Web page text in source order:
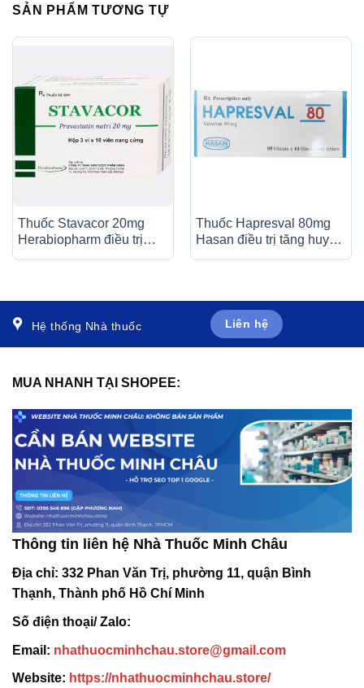
SẢN PHẨM TƯƠNG TỰ
Thuốc Stavacor 20mg
Herabiopharm điều trị
Thuốc Hapresval 80mg
Hasan điều trị tăng huyết
Hệ thống Nhà thuốc Liên hệ
MUA NHANH TẠI SHOPEE:
Thông tin liên hệ Nhà Thuốc Minh Châu
Địa chỉ: 332 Phan Văn Trị, phường 11, quận Bình
Thạnh, Thành phố Hồ Chí Minh
Số điện thoại/ Zalo:
Email: nhathuocminhchau.store@gmail.com
Website: https://nhathuocminhchau.store/